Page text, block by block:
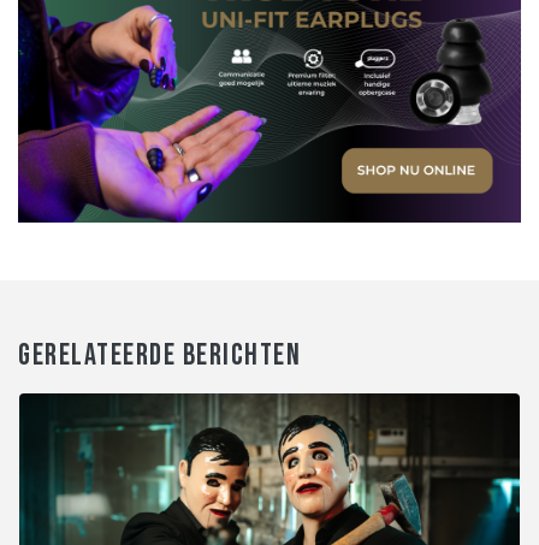
GERELATEERDE BERICHTEN